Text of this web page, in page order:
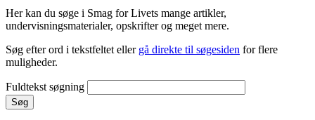
Her kan du søge i Smag for Livets mange artikler,
undervisningsmaterialer, opskrifter og meget mere.
Søg efter ord i tekstfeltet eller gå direkte til søgesiden for flere
muligheder.
Fuldtekst søgning